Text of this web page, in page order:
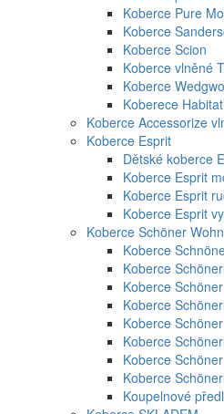
Koberce Pure
Koberce
Koberce Scion
Koberce vlněné
Koberce
Koberece
Koberce Accessorize
Koberce Esprit
Dětské koberce
Koberce Esprit
Koberce Esprit
Koberce Esprit
Koberce Schöner
Koberce
Koberce
Koberce
Koberce
Koberce
Koberce
Koberce
Koberce
Koupelnové